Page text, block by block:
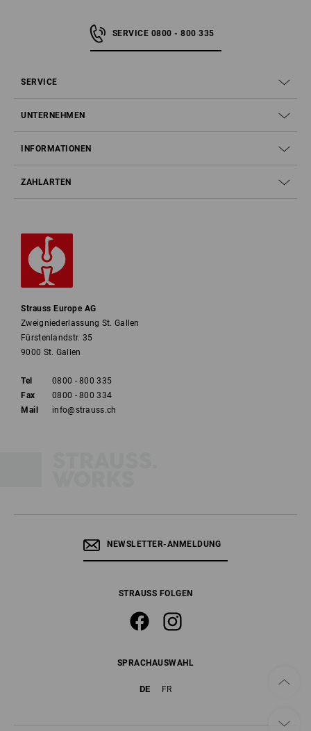
SERVICE 0800 - 800 335
SERVICE
UNTERNEHMEN
INFORMATIONEN
ZAHLARTEN
Strauss Europe AG
Zweigniederlassung St. Gallen
Fürstenlandstr. 35
9000 St. Gallen
Tel
0800 - 800 335
Fax
0800 - 800 334
Mail
info@strauss.ch
NEWSLETTER-ANMELDUNG
STRAUSS FOLGEN
SPRACHAUSWAHL
DE FR